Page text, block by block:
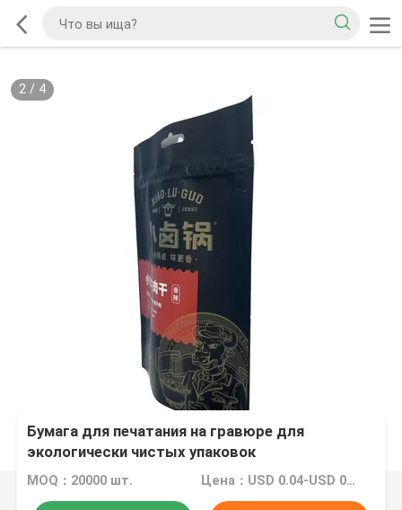
2/ 4
Бумага для печатания на гравюре для
экологически чистых упаковок
MOQ：20000 шт. Цена：USD 0.04-USD 0.08